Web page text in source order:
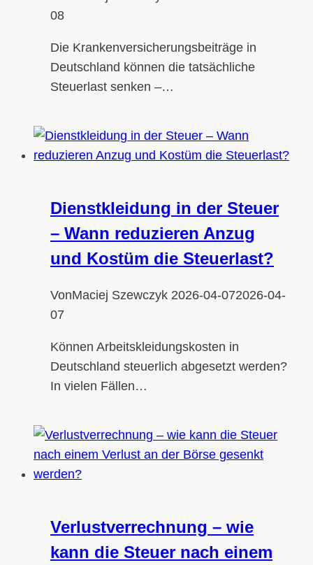
08
Die Krankenversicherungsbeiträge in
Deutschland können die tatsächliche
Steuerlast senken –…
Dienstkleidung in der Steuer
– Wann reduzieren Anzug
und Kostüm die Steuerlast?
VonMaciej Szewczyk 2026-04-072026-04-
07
Können Arbeitskleidungskosten in
Deutschland steuerlich abgesetzt werden?
In vielen Fällen…
Verlustverrechnung – wie
kann die Steuer nach einem